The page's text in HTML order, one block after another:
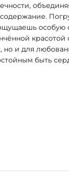
особую
но и для
быть